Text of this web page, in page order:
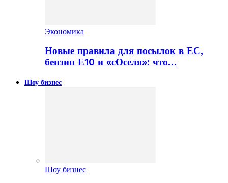
Экономика
Новые правила для посылок в ЕС,
бензин Е10 и «єОселя»: что…
Шоу бизнес
Шоу бизнес